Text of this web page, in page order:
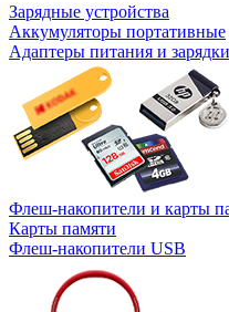
Зарядные устройства
Аккумуляторы портативные
Адаптеры питания и
Флеш-накопители и карты
Карты памяти
Флеш-накопители USB